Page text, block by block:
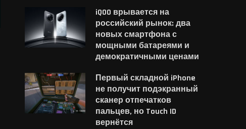
iQOO врывается на
российский рынок: два
новых смартфона с
мощными батареями и
демократичными ценами
Первый складной iPhone
не получит подэкранный
сканер отпечатков
пальцев, но Touch ID
вернётся